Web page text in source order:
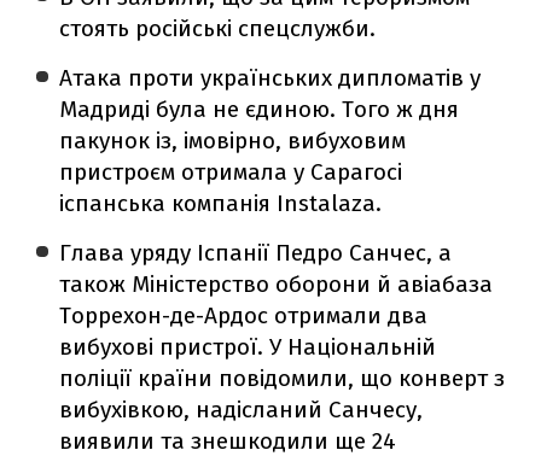
стоять російські спецслужби.
Атака проти українських дипломатів у
Мадриді була не єдиною. Того ж дня
пакунок із, імовірно, вибуховим
пристроєм отримала у Сарагосі
іспанська компанія Instalaza.
Глава уряду Іспанії Педро Санчес, а
також Міністерство оборони й авіабаза
Торрехон-де-Ардос отримали два
вибухові пристрої. У Національній
поліції країни повідомили, що конверт з
вибухівкою, надісланий Санчесу,
виявили та знешкодили ще 24